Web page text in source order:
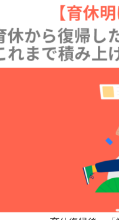
代トップセー
ムマネジメント
最高水準のセキュリティ体制